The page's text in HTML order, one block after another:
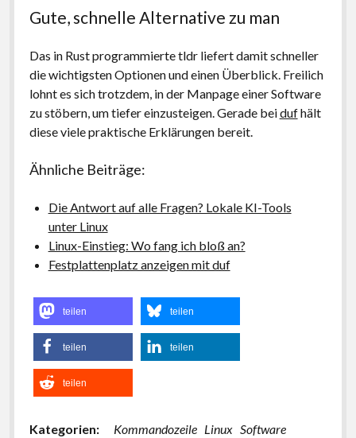
Gute, schnelle Alternative zu man
Das in Rust programmierte tldr liefert damit schneller
die wichtigsten Optionen und einen Überblick. Freilich
lohnt es sich trotzdem, in der Manpage einer Software
zu stöbern, um tiefer einzusteigen. Gerade beidufhält
diese viele praktische Erklärungen bereit.
Ähnliche Beiträge:
Die Antwort auf alle Fragen? Lokale KI-Tools
unter Linux
Linux-Einstieg: Wo fang ich bloß an?
Festplattenplatz anzeigen mit duf
teilen teilen
teilen teilen
teilen
Kategorien: Kommandozeile Linux Software